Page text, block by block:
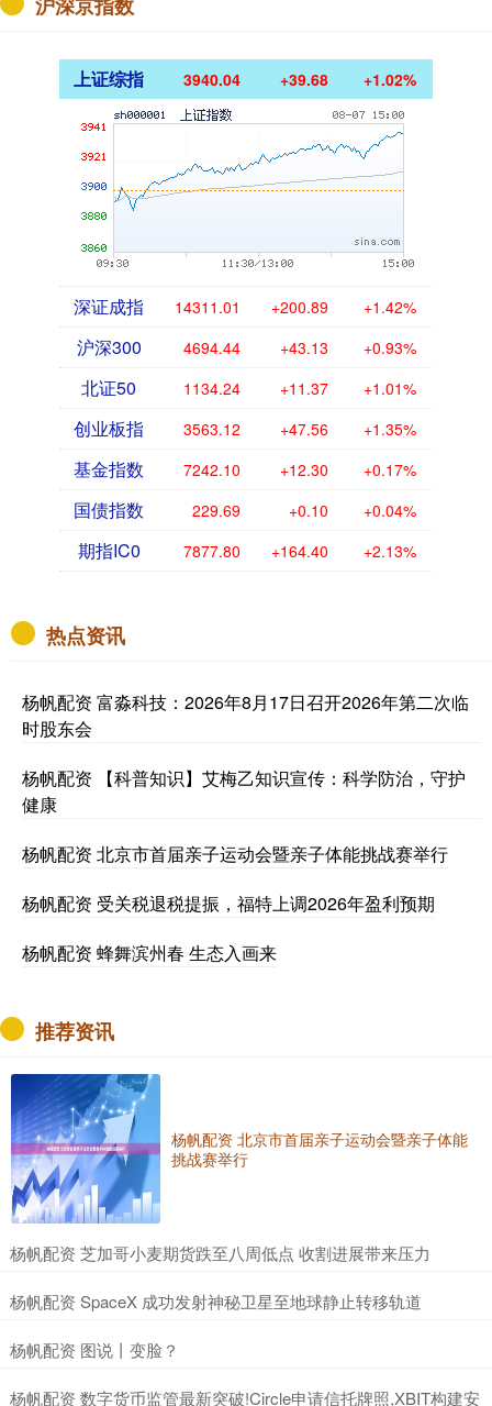
上证综指 3940.04 +39.68 +1.02%
深证成指 14311.01 +200.89 +1.42%
沪深300 4694.44 +43.13 +0.93%
北证50 1134.24 +11.37 +1.01%
创业板指 3563.12 +47.56 +1.35%
基金指数 7242.10 +12.30 +0.17%
国债指数 229.69 +0.10 +0.04%
期指IC0 7877.80 +164.40 +2.13%
热点资讯
杨帆配资 富淼科技：2026年8月17日召开2026年第二次临
时股东会
杨帆配资 【科普知识】艾梅乙知识宣传：科学防治，守护
健康
杨帆配资 北京市首届亲子运动会暨亲子体能挑战赛举行
杨帆配资 受关税退税提振，福特上调2026年盈利预期
杨帆配资 蜂舞滨州春 生态入画来
推荐资讯
杨帆配资 北京市首届亲子运动会暨亲子体能
挑战赛举行
​杨帆配资 芝加哥小麦期货跌至八周低点 收割进展带来压力
​杨帆配资 SpaceX 成功发射神秘卫星至地球静止转移轨道
​杨帆配资 图说丨变脸？
​杨帆配资 数字货币监管最新突破!Circle申请信托牌照,XBIT构建安